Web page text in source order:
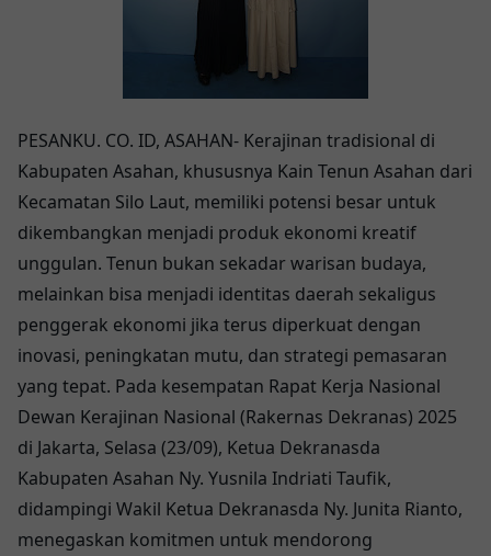
PESANKU. CO. ID, ASAHAN- Kerajinan tradisional di
Kabupaten Asahan, khususnya Kain Tenun Asahan dari
Kecamatan Silo Laut, memiliki potensi besar untuk
dikembangkan menjadi produk ekonomi kreatif
unggulan. Tenun bukan sekadar warisan budaya,
melainkan bisa menjadi identitas daerah sekaligus
penggerak ekonomi jika terus diperkuat dengan
inovasi, peningkatan mutu, dan strategi pemasaran
yang tepat. Pada kesempatan Rapat Kerja Nasional
Dewan Kerajinan Nasional (Rakernas Dekranas) 2025
di Jakarta, Selasa (23/09), Ketua Dekranasda
Kabupaten Asahan Ny. Yusnila Indriati Taufik,
didampingi Wakil Ketua Dekranasda Ny. Junita Rianto,
menegaskan komitmen untuk mendorong